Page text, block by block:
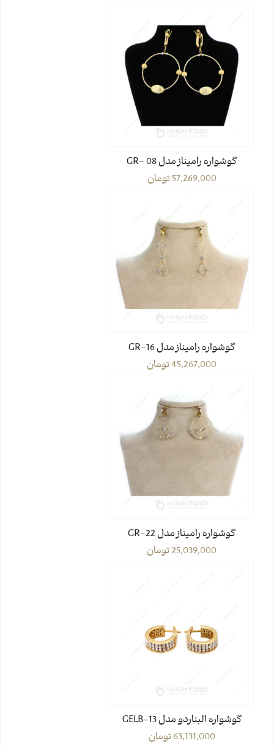
گوشواره رامیناز مدل GR- 08
57,269,000تومان
گوشواره رامیناز مدل GR-16
45,267,000تومان
گوشواره رامیناز مدل GR-22
25,039,000تومان
گوشواره البناردو مدل GELB-13
63,131,000تومان